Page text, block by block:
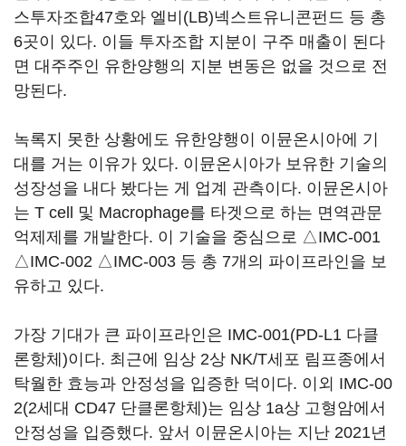
스투자조합47호와 엘비(LB)넥스트유니콘펀드 등 총
6곳이 있다. 이들 투자조합 지분이 구주 매출이 된다
면 대주주인 유한양행의 지분 변동은 없을 것으로 전
망된다.
녹록지 못한 상황에도 유한양행이 이뮨온시아에 기
대를 거는 이유가 있다. 이뮨온시아가 보유한 기술의
성장성을 내다 봤다는 게 업계 관측이다. 이뮨온시아
는 T cell 및 Macrophage를 타겟으로 하는 면역관문
억제제를 개발한다. 이 기술을 중심으로 △IMC-001
△IMC-002 △IMC-003 등 총 7개의 파이프라인을 보
유하고 있다.
가장 기대가 큰 파이프라인은 IMC-001(PD-L1 다클
론항체)이다. 최근에 임상 2상 NK/T세포 림프종에서
탁월한 효능과 안정성을 입증한 덕이다. 이외 IMC-00
2(2세대 CD47 단클론항체)는 임상 1a상 고형암에서
안정성을 입증했다. 앞서 이뮨온시아는 지난 2021년